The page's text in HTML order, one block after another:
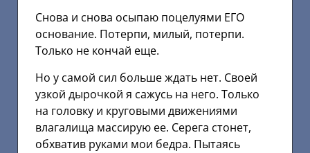
Снова и снова осыпаю поцелуями ЕГО
основание. Потерпи, милый, потерпи.
Только не кончай еще.
Но у самой сил больше ждать нет. Своей
узкой дырочкой я сажусь на него. Только
на головку и круговыми движениями
влагалища массирую ее. Серега стонет,
обхватив руками мои бедра. Пытаясь